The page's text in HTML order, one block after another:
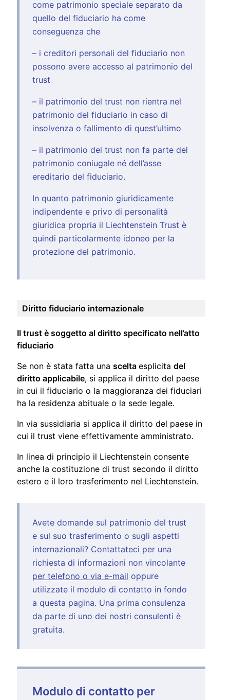
come patrimonio speciale separato da
quello del fiduciario ha come
conseguenza che
– i creditori personali del fiduciario non
possono avere accesso al patrimonio del
trust
– il patrimonio del trust non rientra nel
patrimonio del fiduciario in caso di
insolvenza o fallimento di quest’ultimo
– il patrimonio del trust non fa parte del
patrimonio coniugale né dell’asse
ereditario del fiduciario.
In quanto patrimonio giuridicamente
indipendente e privo di personalità
giuridica propria il Liechtenstein Trust è
quindi particolarmente idoneo per la
protezione del patrimonio.
Diritto fiduciario internazionale
Il trust è soggetto al diritto specificato nell’atto
fiduciario
Se non è stata fatta una scelta esplicita del
diritto applicabile, si applica il diritto del paese
in cui il fiduciario o la maggioranza dei fiduciari
ha la residenza abituale o la sede legale.
In via sussidiaria si applica il diritto del paese in
cui il trust viene effettivamente amministrato.
In linea di principio il Liechtenstein consente
anche la costituzione di trust secondo il diritto
estero e il loro trasferimento nel Liechtenstein.
Avete domande sul patrimonio del trust
e sul suo trasferimento o sugli aspetti
internazionali? Contattateci per una
richiesta di informazioni non vincolante
per telefono o via e-mail oppure
utilizzate il modulo di contatto in fondo
a questa pagina. Una prima consulenza
da parte di uno dei nostri consulenti è
gratuita.
Modulo di contatto per